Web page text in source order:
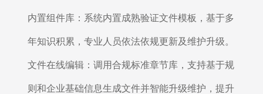
内置组件库：系统内置成熟验证文件模板，基于多
年知识积累，专业人员依法依规更新及维护升级。
文件在线编辑：调用合规标准章节库，支持基于规
则和企业基础信息生成文件并智能升级维护，提升